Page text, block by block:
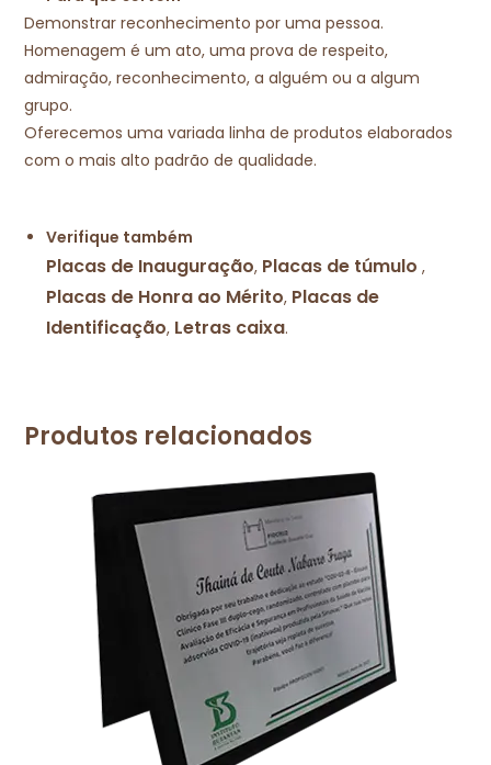
Demonstrar reconhecimento por uma pessoa.
Homenagem é um ato, uma prova de respeito,
admiração, reconhecimento, a alguém ou a algum
grupo.
Oferecemos uma variada linha de produtos elaborados
com o mais alto padrão de qualidade.
Verifique também
Placas de Inauguração, Placas de túmulo ,
Placas de Honra ao Mérito, Placas de
Identificação, Letras caixa.
Produtos relacionados